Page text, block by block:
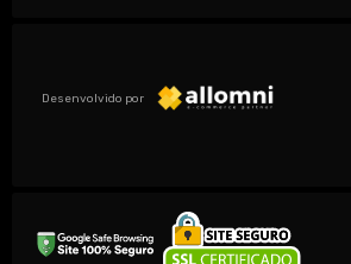
Desenvolvido por